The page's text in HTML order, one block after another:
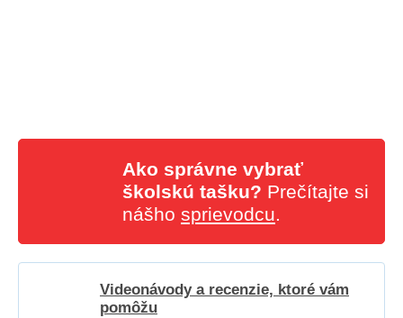
Ako správne vybrať
školskú tašku? Prečítajte si
nášho sprievodcu.
Videonávody a recenzie, ktoré vám
pomôžu